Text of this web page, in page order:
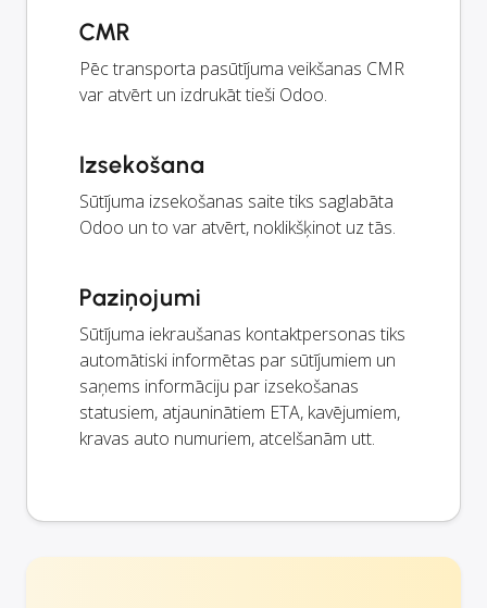
CMR
Pēc transporta pasūtījuma veikšanas CMR
var atvērt un izdrukāt tieši Odoo.
Izsekošana
Sūtījuma izsekošanas saite tiks saglabāta
Odoo un to var atvērt, noklikšķinot uz tās.
Paziņojumi
Sūtījuma iekraušanas kontaktpersonas tiks
automātiski informētas par sūtījumiem un
saņems informāciju par izsekošanas
statusiem, atjauninātiem ETA, kavējumiem,
kravas auto numuriem, atcelšanām utt.